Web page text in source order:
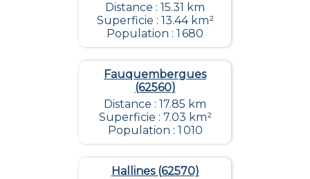
Distance : 15.31 km
Superficie : 13.44 km²
Population : 1 680
Fauquembergues
(62560)
Distance : 17.85 km
Superficie : 7.03 km²
Population : 1 010
Hallines (62570)